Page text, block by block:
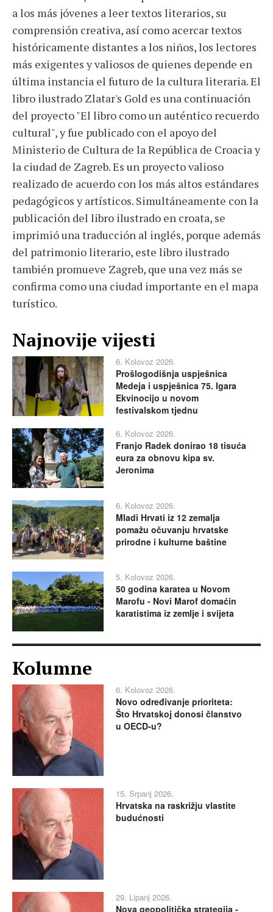
a los más jóvenes a leer textos literarios, su
comprensión creativa, así como acercar textos
históricamente distantes a los niños, los lectores
más exigentes y valiosos de quienes depende en
última instancia el futuro de la cultura literaria. El
libro ilustrado Zlatar's Gold es una continuación
del proyecto "El libro como un auténtico recuerdo
cultural", y fue publicado con el apoyo del
Ministerio de Cultura de la República de Croacia y
la ciudad de Zagreb. Es un proyecto valioso
realizado de acuerdo con los más altos estándares
pedagógicos y artísticos. Simultáneamente con la
publicación del libro ilustrado en croata, se
imprimió una traducción al inglés, porque además
del patrimonio literario, este libro ilustrado
también promueve Zagreb, que una vez más se
confirma como una ciudad importante en el mapa
turístico.
Najnovije vijesti
6. Kolovoz 2026.
Prošlogodišnja uspješnica
Medeja i uspješnica 75. Igara
Ekvinocijo u novom
festivalskom tjednu
6. Kolovoz 2026.
Franjo Radek donirao 18 tisuća
eura za obnovu kipa sv.
Jeronima
6. Kolovoz 2026.
Mladi Hrvati iz 12 zemalja
pomažu očuvanju hrvatske
prirodne i kulturne baštine
5. Kolovoz 2026.
50 godina karatea u Novom
Marofu - Novi Marof domaćin
karatistima iz zemlje i svijeta
Kolumne
6. Kolovoz 2026.
Novo određivanje prioriteta:
Što Hrvatskoj donosi članstvo
u OECD-u?
15. Srpanj 2026.
Hrvatska na raskrižju vlastite
budućnosti
29. Lipanj 2026.
Nova geopolitička strategija -